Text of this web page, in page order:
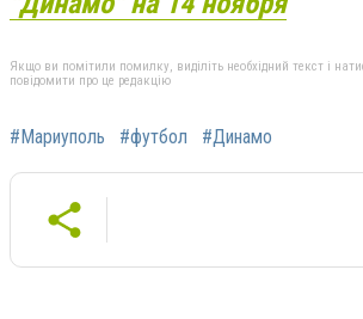
Якщо ви помітили помилку, виділіть необхідний текст і
повідомити про це редакцію
#Мариуполь #футбол #Динамо